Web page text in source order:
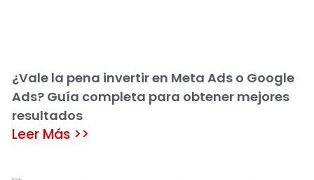
¿Vale la pena invertir en Meta Ads o Google
Ads? Guía completa para obtener mejores
resultados
Leer Más >>